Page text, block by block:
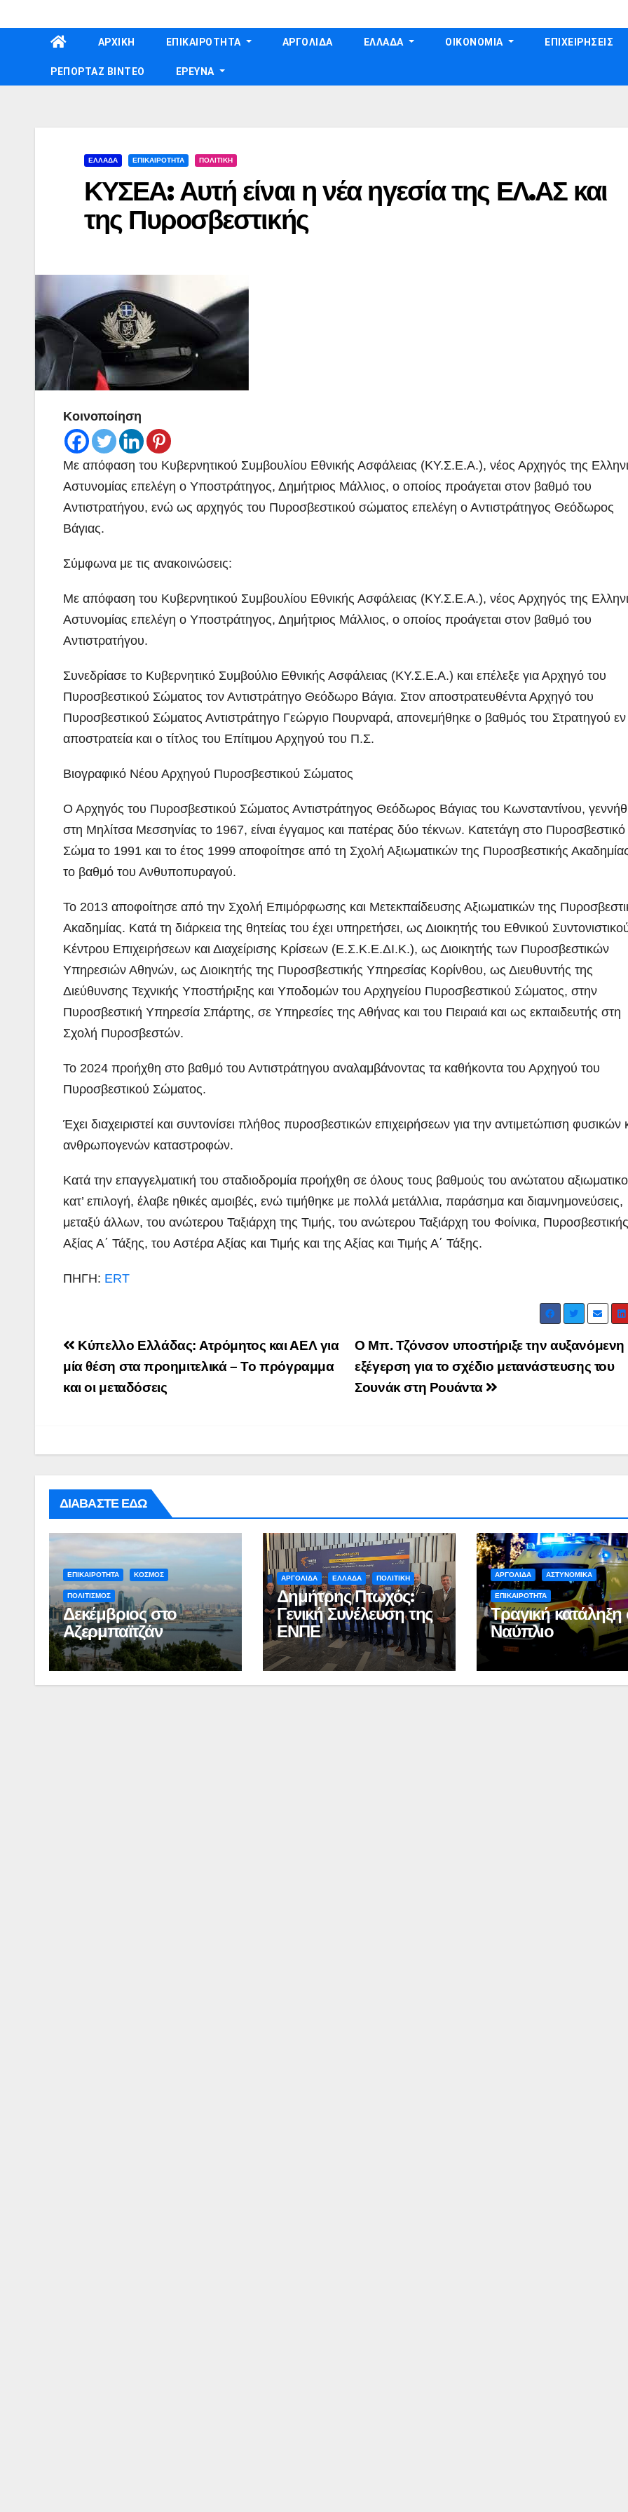
to
ΑΡΧΙΚΗ ΕΠΙΚΑΙΡΟΤΗΤΑ ΑΡΓΟΛΙΔΑ ΕΛΛΑΔΑ ΟΙΚΟΝΟΜΙΑ ΕΠΙΧΕΙΡΗΣΕΙΣ
ΡΕΠΟΡΤΑΖ ΒΙΝΤΕΟ ΕΡΕΥΝΑ
ΕΛΛΑΔΑ ΕΠΙΚΑΙΡΟΤΗΤΑ ΠΟΛΙΤΙΚΗ
ΚΥΣΕΑ: Αυτή είναι η νέα ηγεσία της ΕΛ.ΑΣ και
της Πυροσβεστικής
Κοινοποίηση
Με απόφαση του Κυβερνητικού Συμβουλίου Εθνικής Ασφάλειας (ΚΥ.Σ.Ε.A.), νέος Αρχηγός της
Αστυνομίας επελέγη ο Υποστράτηγος, Δημήτριος Μάλλιος, ο οποίος προάγεται στον βαθμό του
Αντιστρατήγου, ενώ ως αρχηγός του Πυροσβεστικού σώματος επελέγη ο Αντιστράτηγος Θεόδωρος
Βάγιας.
Σύμφωνα με τις ανακοινώσεις:
Με απόφαση του Κυβερνητικού Συμβουλίου Εθνικής Ασφάλειας (ΚΥ.Σ.Ε.A.), νέος Αρχηγός της
Αστυνομίας επελέγη ο Υποστράτηγος, Δημήτριος Μάλλιος, ο οποίος προάγεται στον βαθμό του
Αντιστρατήγου.
Συνεδρίασε το Κυβερνητικό Συμβούλιο Εθνικής Ασφάλειας (ΚΥ.Σ.Ε.Α.) και επέλεξε για Αρχηγό του
Πυροσβεστικού Σώματος τον Αντιστράτηγο Θεόδωρο Βάγια. Στον αποστρατευθέντα Αρχηγό του
Πυροσβεστικού Σώματος Αντιστράτηγο Γεώργιο Πουρναρά, απονεμήθηκε ο βαθμός του Στρατηγού εν
αποστρατεία και ο τίτλος του Επίτιμου Αρχηγού του Π.Σ.
Βιογραφικό Νέου Αρχηγού Πυροσβεστικού Σώματος
Ο Αρχηγός του Πυροσβεστικού Σώματος Αντιστράτηγος Θεόδωρος Βάγιας του Κωνσταντίνου,
στη Μηλίτσα Μεσσηνίας το 1967, είναι έγγαμος και πατέρας δύο τέκνων. Κατετάγη στο Πυροσβεστικό
Σώμα το 1991 και το έτος 1999 αποφοίτησε από τη Σχολή Αξιωματικών της Πυροσβεστικής
το βαθμό του Ανθυποπυραγού.
Το 2013 αποφοίτησε από την Σχολή Επιμόρφωσης και Μετεκπαίδευσης Αξιωματικών της
Ακαδημίας. Κατά τη διάρκεια της θητείας του έχει υπηρετήσει, ως Διοικητής του Εθνικού
Κέντρου Επιχειρήσεων και Διαχείρισης Κρίσεων (Ε.Σ.Κ.Ε.ΔΙ.Κ.), ως Διοικητής των Πυροσβεστικών
Υπηρεσιών Αθηνών, ως Διοικητής της Πυροσβεστικής Υπηρεσίας Κορίνθου, ως Διευθυντής της
Διεύθυνσης Τεχνικής Υποστήριξης και Υποδομών του Αρχηγείου Πυροσβεστικού Σώματος, στην
Πυροσβεστική Υπηρεσία Σπάρτης, σε Υπηρεσίες της Αθήνας και του Πειραιά και ως εκπαιδευτής στη
Σχολή Πυροσβεστών.
Το 2024 προήχθη στο βαθμό του Αντιστράτηγου αναλαμβάνοντας τα καθήκοντα του Αρχηγού του
Πυροσβεστικού Σώματος.
Έχει διαχειριστεί και συντονίσει πλήθος πυροσβεστικών επιχειρήσεων για την αντιμετώπιση φυσικών
ανθρωπογενών καταστροφών.
Κατά την επαγγελματική του σταδιοδρομία προήχθη σε όλους τους βαθμούς του ανώτατου
κατ’ επιλογή, έλαβε ηθικές αμοιβές, ενώ τιμήθηκε με πολλά μετάλλια, παράσημα και διαμνημονεύσεις,
μεταξύ άλλων, του ανώτερου Ταξιάρχη της Τιμής, του ανώτερου Ταξιάρχη του Φοίνικα, Πυροσβεστικής
Αξίας Α΄ Τάξης, του Αστέρα Αξίας και Τιμής και της Αξίας και Τιμής Α΄ Τάξης.
ΠΗΓΗ: ERT
Post
navigation
Ο Μπ. Τζόνσον υποστήριξε την αυξανόμενη
εξέγερση για το σχέδιο μετανάστευσης του
Σουνάκ στη Ρουάντα
Κύπελλο Ελλάδας: Ατρόμητος και ΑΕΛ για
μία θέση στα προημιτελικά – Το πρόγραμμα
και οι μεταδόσεις
ΔΙΑΒΑΣΤΕ ΕΔΩ
ΕΠΙΚΑΙΡΟΤΗΤΑ ΚΟΣΜΟΣ
ΠΟΛΙΤΙΣΜΟΣ
Δεκέμβριος στο
Αζερμπαϊτζάν
ΑΡΓΟΛΙΔΑ ΕΛΛΑΔΑ ΠΟΛΙΤΙΚΗ
Δημήτρης Πτωχός:
Γενική Συνέλευση της
ΕΝΠΕ
ΑΡΓΟΛΙΔΑ ΑΣΤΥΝΟΜΙΚΑ
ΕΠΙΚΑΙΡΟΤΗΤΑ
Τραγική κατάληξη
Ναύπλιο
ΠΕΡΙΒΑΛΛΟΝ ΡΕΠΟΡΤΑΖ ΒΙΝΤΕΟ
ΝΑΥΠΛΙΟ:
Άσκηση
Λιμενικού
(βίντεο)
ADMIN
ΤΑ ΣΚΟΥΠΙΔΙΑ
επίσκεψη του
Προέδρου
ΦΟΔΣΑ κ.
Ιωάννη
Ολιστικό Σχέδιο
Ανακύκλωσης
ΒΙΝΤΕΟ
ADMIN
ΡΕΠΟΡΤΑΖ ΒΙΝΤΕΟ
οδηγό
χρόνια
ADMIN